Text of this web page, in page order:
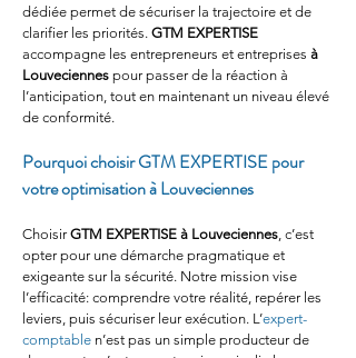
dédiée permet de sécuriser la trajectoire et de
clarifier les priorités. GTM EXPERTISE
accompagne les entrepreneurs et entreprises à
Louveciennes pour passer de la réaction à
l’anticipation, tout en maintenant un niveau élevé
de conformité.
Pourquoi choisir GTM EXPERTISE pour
votre optimisation à Louveciennes
Choisir GTM EXPERTISE à Louveciennes, c’est
opter pour une démarche pragmatique et
exigeante sur la sécurité. Notre mission vise
l’efficacité: comprendre votre réalité, repérer les
leviers, puis sécuriser leur exécution. L’expert-
comptable n’est pas un simple producteur de